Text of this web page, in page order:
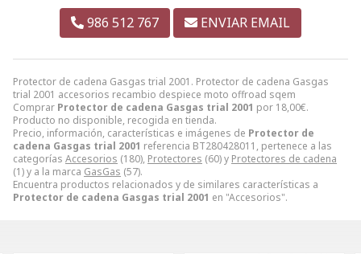
Protector de cadena Gasgas trial 2001. Protector de cadena Gasgas
trial 2001 accesorios recambio despiece moto offroad sqem
Comprar Protector de cadena Gasgas trial 2001 por 18,00€.
Producto no disponible, recogida en tienda.
Precio, información, características e imágenes de Protector de
cadena Gasgas trial 2001 referencia BT280428011, pertenece a las
categorías Accesorios (180), Protectores (60) y Protectores de cadena
(1) y a la marca GasGas (57).
Encuentra productos relacionados y de similares características a
Protector de cadena Gasgas trial 2001 en "Accesorios".
986 512 767 ENVIAR EMAIL